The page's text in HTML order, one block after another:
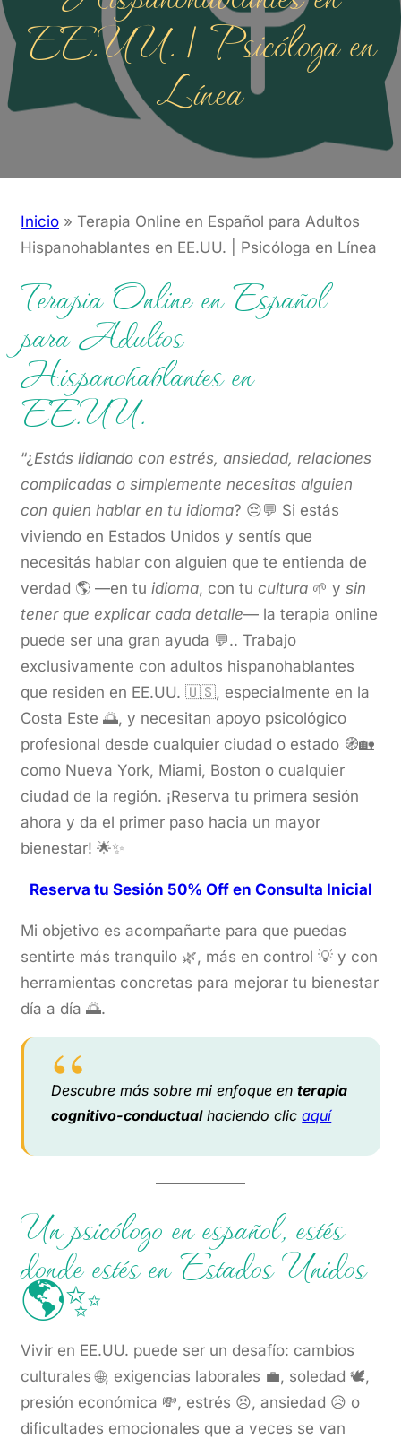
EE.UU. | Psicóloga en
Línea
Inicio »Terapia Online en Español para Adultos
Hispanohablantes en EE.UU. | Psicóloga en Línea
Terapia Online en Español
para Adultos
Hispanohablantes en
EE.UU.
“¿Estás lidiando con estrés, ansiedad, relaciones
complicadas o simplemente necesitas alguien
con quien hablar en tu idioma? 😔💬 Si estás
viviendo en Estados Unidos y sentís que
necesitás hablar con alguien que te entienda de
verdad 🌎 —en tuidioma, con tucultura 🌱 ysin
tener que explicar cada detalle— la terapia online
puede ser una gran ayuda 💬.. Trabajo
exclusivamente con adultos hispanohablantes
que residen en EE.UU. 🇺🇸, especialmente en la
Costa Este 🌅, y necesitan apoyo psicológico
profesional desde cualquier ciudad o estado 🧭🏡
como Nueva York, Miami, Boston o cualquier
ciudad de la región. ¡Reserva tu primera sesión
ahora y da el primer paso hacia un mayor
bienestar! 🌟✨
Reserva tu Sesión 50% Off en Consulta Inicial
Mi objetivo es acompañarte para que puedas
sentirte más tranquilo 🌿, más en control 💡 y con
herramientas concretas para mejorar tu bienestar
día a día 🌅.
Descubre más sobre mi enfoque enterapia
cognitivo-conductualhaciendo clicaquí
Un psicólogo en español, estés
donde estés en Estados Unidos
🌎✨
Vivir en EE.UU. puede ser un desafío: cambios
culturales 🌐, exigencias laborales 💼, soledad 🕊️,
presión económica 💸, estrés 😣, ansiedad 😥 o
dificultades emocionales que a veces se van